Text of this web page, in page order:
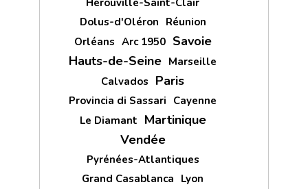
Hérouville-Saint-Clair
Dolus-d'Oléron Réunion
Orléans Arc 1950 Savoie
Hauts-de-Seine Marseille
Calvados Paris
Provincia di Sassari Cayenne
Le Diamant Martinique
Vendée
Pyrénées-Atlantiques
Grand Casablanca Lyon